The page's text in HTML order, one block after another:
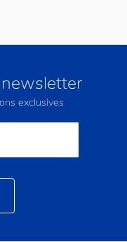
exclusives